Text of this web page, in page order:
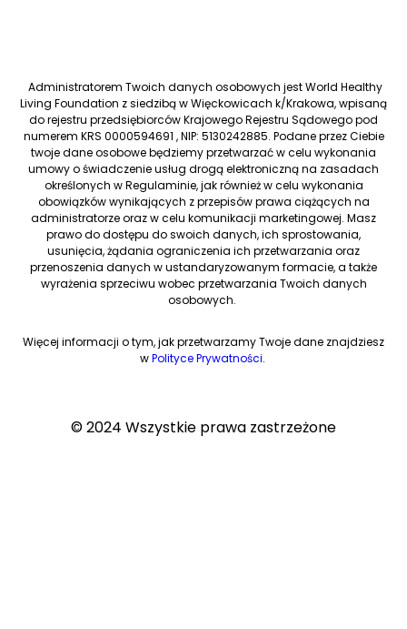
Administratorem Twoich danych osobowych jest World Healthy
Living Foundation z siedzibą w Więckowicach k/Krakowa, wpisaną
do rejestru przedsiębiorców Krajowego Rejestru Sądowego pod
numerem KRS 0000594691 , NIP: 5130242885. Podane przez Ciebie
twoje dane osobowe będziemy przetwarzać w celu wykonania
umowy o świadczenie usług drogą elektroniczną na zasadach
określonych w Regulaminie, jak również w celu wykonania
obowiązków wynikających z przepisów prawa ciążących na
administratorze oraz w celu komunikacji marketingowej. Masz
prawo do dostępu do swoich danych, ich sprostowania,
usunięcia, żądania ograniczenia ich przetwarzania oraz
przenoszenia danych w ustandaryzowanym formacie, a także
wyrażenia sprzeciwu wobec przetwarzania Twoich danych
osobowych.
Więcej informacji o tym, jak przetwarzamy Twoje dane znajdziesz
wPolityce Prywatności.
© 2024 Wszystkie prawa zastrzeżone